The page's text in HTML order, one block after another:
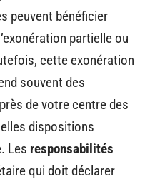
peuvent bénéficier
partielle ou
cette exonération
souvent des
de votre centre des
dispositions
Les responsabilités
qui doit déclarer